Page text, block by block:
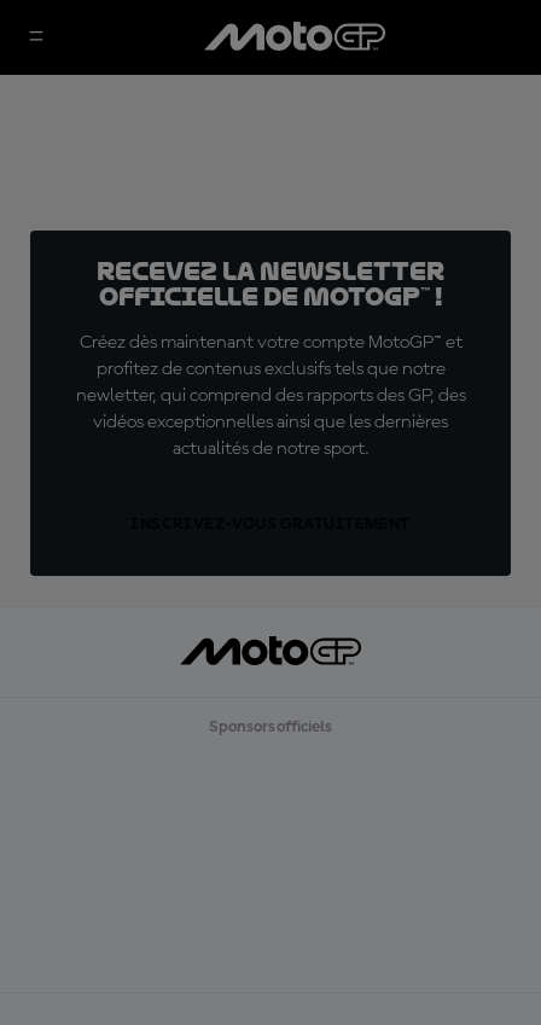
Recevez la Newsletter
officielle de MotoGP™ !
Créez dès maintenant votre compte MotoGP™ et
profitez de contenus exclusifs tels que notre
newletter, qui comprend des rapports des GP, des
vidéos exceptionnelles ainsi que les dernières
actualités de notre sport.
Sponsors officiels